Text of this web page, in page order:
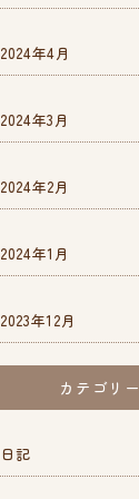
2024年4月
2024年3月
2024年2月
2024年1月
2023年12月
カテゴリー
日記